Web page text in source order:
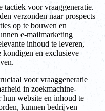
tactiek voor vraaggeneratie.
verzonden naar prospects
op te bouwen en
e-mailmarketing
inhoud te leveren,
kondigen en exclusieve
voor vraaggeneratie
in zoekmachine-
hun website en inhoud te
kunnen bedrijven